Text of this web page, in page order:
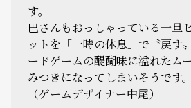
す。
巴さんもおっしゃっている一旦
ットを「一時の休息」で〝戻す
ードゲームの醍醐味に溢れたム
みつきになってしまいそうです。
（ゲームデザイナー中尾）